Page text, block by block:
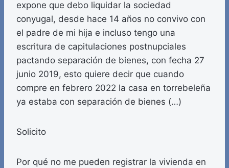
expone que debo liquidar la sociedad
conyugal, desde hace 14 años no convivo con
el padre de mi hija e incluso tengo una
escritura de capitulaciones postnupciales
pactando separación de bienes, con fecha 27
junio 2019, esto quiere decir que cuando
compre en febrero 2022 la casa en torrebeleña
ya estaba con separación de bienes (…)
Solicito
Por qué no me pueden registrar la vivienda en